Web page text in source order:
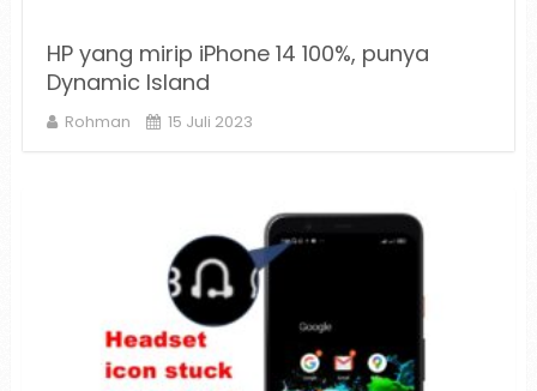
HP yang mirip iPhone 14 100%, punya
Dynamic Island
Rohman 15 Juli 2023